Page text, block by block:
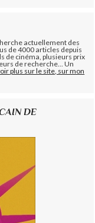
actuellement des
de 4000 articles depuis
de cinéma, plusieurs prix
de recherche... Un
plus sur le site, sur mon
DE